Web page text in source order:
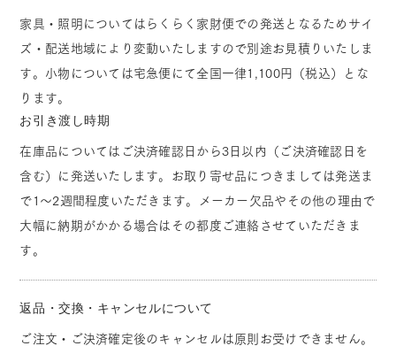
家具・照明についてはらくらく家財便での発送となるためサイ
ズ・配送地域により変動いたしますので別途お見積りいたしま
す。小物については宅急便にて全国一律1,100円（税込）とな
ります。
お引き渡し時期
在庫品についてはご決済確認日から3日以内（ご決済確認日を
含む）に発送いたします。お取り寄せ品につきましては発送ま
で1～2週間程度いただきます。メーカー欠品やその他の理由で
大幅に納期がかかる場合はその都度ご連絡させていただきま
す。
返品・交換・キャンセルについて
ご注文・ご決済確定後のキャンセルは原則お受けできません。